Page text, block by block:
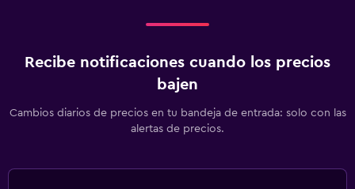
Recibe notificaciones cuando los precios
bajen
Cambios diarios de precios en tu bandeja de entrada: solo con las
alertas de precios.